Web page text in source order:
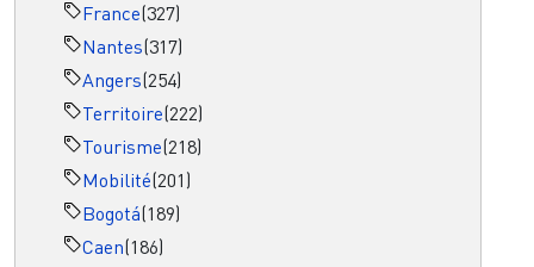
France(327)
Nantes(317)
Angers(254)
Territoire(222)
Tourisme(218)
Mobilité(201)
Bogotá(189)
Caen(186)